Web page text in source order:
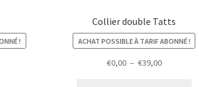
!
Collier double Tatts
ACHAT POSSIBLE À TARIF ABONNÉ !
€0,00 – €39,00Plage